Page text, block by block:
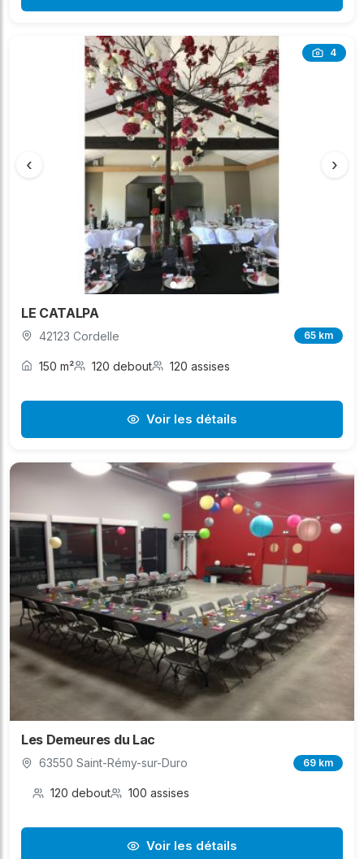
4
‹ ›
LE CATALPA
42123 Cordelle 65 km
150 m² 120 debout 120 assises
Voir les détails
Les Demeures du Lac
63550 Saint-Rémy-sur-Duro 69 km
120 debout 100 assises
Voir les détails